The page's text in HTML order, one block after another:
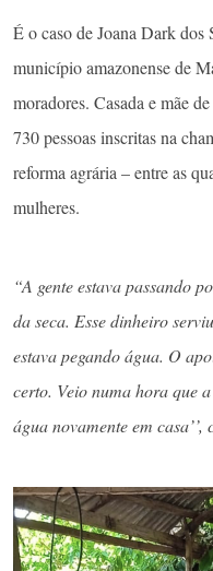
É o caso de Joana Dark dos
município amazonense de
moradores. Casada e mãe
730 pessoas inscritas na
reforma agrária – entre as
mulheres.
“A gente estava passando
da seca. Esse dinheiro
estava pegando água. O
certo. Veio numa hora que
água novamente em casa’’,